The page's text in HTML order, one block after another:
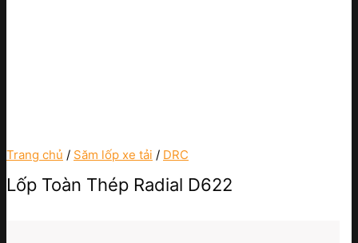
Trang chủ / Săm lốp xe tải / DRC
Lốp Toàn Thép Radial D622